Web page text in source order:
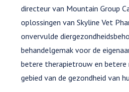
directeur van Mountain Group
oplossingen van Skyline Vet
onvervulde
behandelgemak voor de
betere therapietrouw en
gebied van de gezondheid van